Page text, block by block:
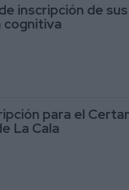
inscripción de sus
cognitiva
para el
La Cala